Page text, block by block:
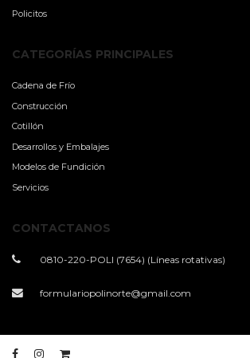
Policitos
CATEGORÍAS PRINCIPALES
Cadena de Frío
Construcción
Cotillón
Desarrollos y Embalajes
Modelos de Fundición
Servicios
CONTACTANOS
0810-220-POLI (7654) (Líneas rotativas)
formulariopolinorte@gmail.com